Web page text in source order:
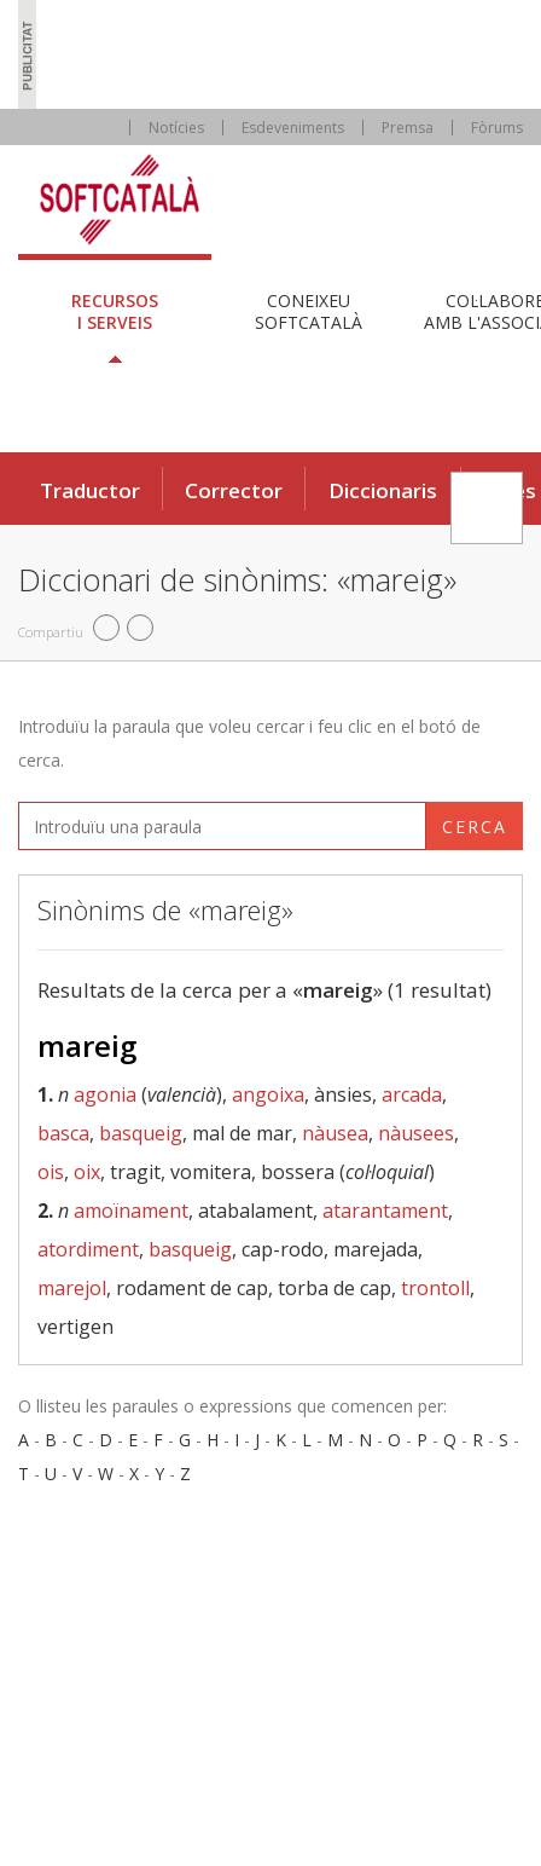
Notícies Esdeveniments Premsa Fòrums
RECURSOS
I SERVEIS
CONEIXEU
SOFTCATALÀ
AMB
Traductor Corrector Diccionaris Eines
Diccionari de sinònims: «mareig»
Compartiu
Introduïu la paraula que voleu cercar i feu clic en el botó de
cerca.
CERCA
Sinònims de «mareig»
Resultats de la cerca per a «mareig» (1 resultat)
mareig
1.nagonia (valencià), angoixa, ànsies, arcada,
basca, basqueig, mal de mar, nàusea, nàusees,
ois, oix, tragit, vomitera, bossera (col·loquial)
2.namoïnament, atabalament, atarantament,
atordiment, basqueig, cap-rodo, marejada,
marejol, rodament de cap, torba de cap, trontoll,
vertigen
O llisteu les paraules o expressions que comencen per:
A - B - C - D - E - F - G - H - I - J - K - L - M - N - O - P - Q - R - S -
T - U - V- W - X - Y - Z